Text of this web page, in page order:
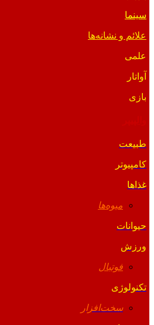
سینما
علائم و نشانه‌ها
علمی
آواتار
بازی
طبیعت
کامپیوتر
غذاها
میوه‌ها
حیوانات
ورزش
فوتبال
تکنولوژی
سخت‌افزار